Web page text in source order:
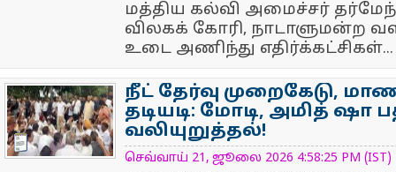
மத்திய கல்வி அமைச்சர்
விலகக் கோரி, நாடாளுமன்ற
உடை அணிந்து எதிர்க்கட்சிகள்...
NewsIcon
நீட் தேர்வு முறைகேடு,
தடியடி: மோடி, அமித் ஷா
வலியுறுத்தல்!
செவ்வாய் 21, ஜூலை 2026 4:58:25 PM (IST)